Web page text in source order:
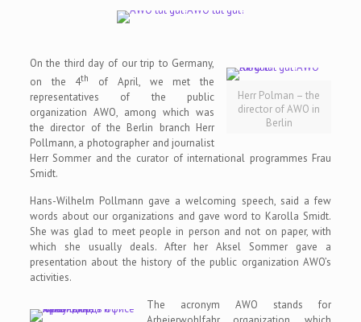
Herr Polman – the
director of AWO in
Berlin
On the third day of our trip to Germany,
on the 4th
of April, we met the
representatives of the public
organization AWO, among which was
the director of the Berlin branch Herr
Pollmann, a photographer and journalist
Herr Sommer and the curator of international programmes Frau
Smidt.
Hans-Wilhelm Pollmann gave a welcoming speech, said a few
words about our organizations and gave word to Karolla Smidt.
She was glad to meet people in person and not on paper, with
which she usually deals. After her Aksel Sommer gave a
presentation about the history of the public organization AWO’s
activities.
The acronym AWO stands for